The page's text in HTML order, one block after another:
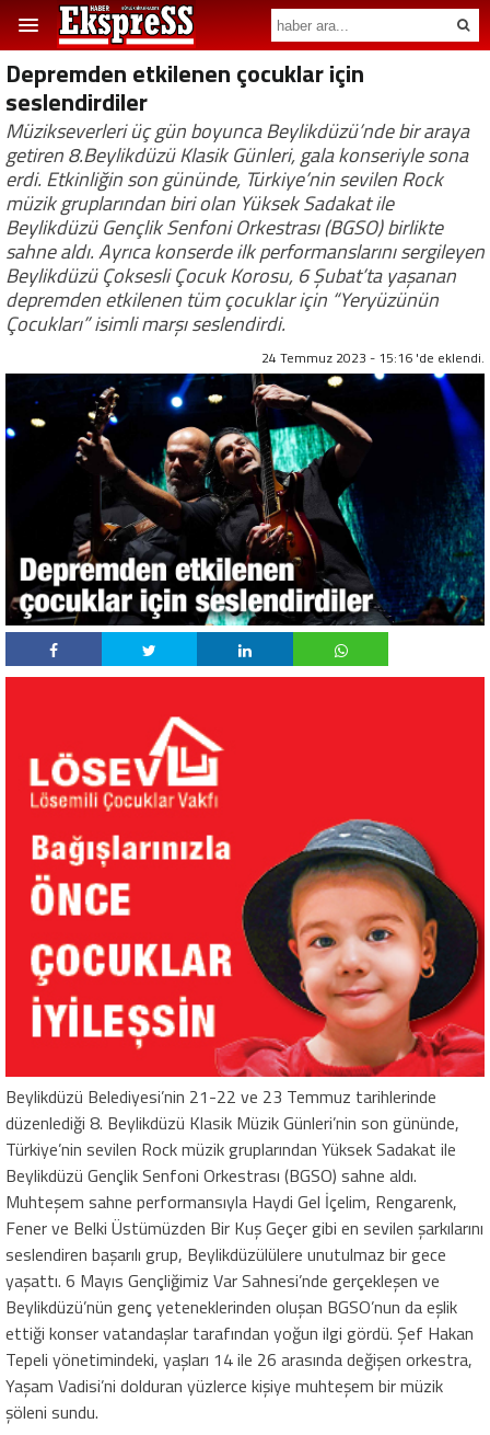
Depremden etkilenen çocuklar için
seslendirdiler
Müzikseverleri üç gün boyunca Beylikdüzü’nde bir araya
getiren 8.Beylikdüzü Klasik Günleri, gala konseriyle sona
erdi. Etkinliğin son gününde, Türkiye’nin sevilen Rock
müzik gruplarından biri olan Yüksek Sadakat ile
Beylikdüzü Gençlik Senfoni Orkestrası (BGSO) birlikte
sahne aldı. Ayrıca konserde ilk performanslarını sergileyen
Beylikdüzü Çoksesli Çocuk Korosu, 6 Şubat’ta yaşanan
depremden etkilenen tüm çocuklar için “Yeryüzünün
Çocukları” isimli marşı seslendirdi.
24 Temmuz 2023 - 15:16 'de eklendi.
Beylikdüzü Belediyesi’nin 21-22 ve 23 Temmuz tarihlerinde
düzenlediği 8. Beylikdüzü Klasik Müzik Günleri’nin son gününde,
Türkiye’nin sevilen Rock müzik gruplarından Yüksek Sadakat ile
Beylikdüzü Gençlik Senfoni Orkestrası (BGSO) sahne aldı.
Muhteşem sahne performansıyla Haydi Gel İçelim, Rengarenk,
Fener ve Belki Üstümüzden Bir Kuş Geçer gibi en sevilen şarkılarını
seslendiren başarılı grup, Beylikdüzülülere unutulmaz bir gece
yaşattı. 6 Mayıs Gençliğimiz Var Sahnesi’nde gerçekleşen ve
Beylikdüzü’nün genç yeteneklerinden oluşan BGSO’nun da eşlik
ettiği konser vatandaşlar tarafından yoğun ilgi gördü. Şef Hakan
Tepeli yönetimindeki, yaşları 14 ile 26 arasında değişen orkestra,
Yaşam Vadisi’ni dolduran yüzlerce kişiye muhteşem bir müzik
şöleni sundu.